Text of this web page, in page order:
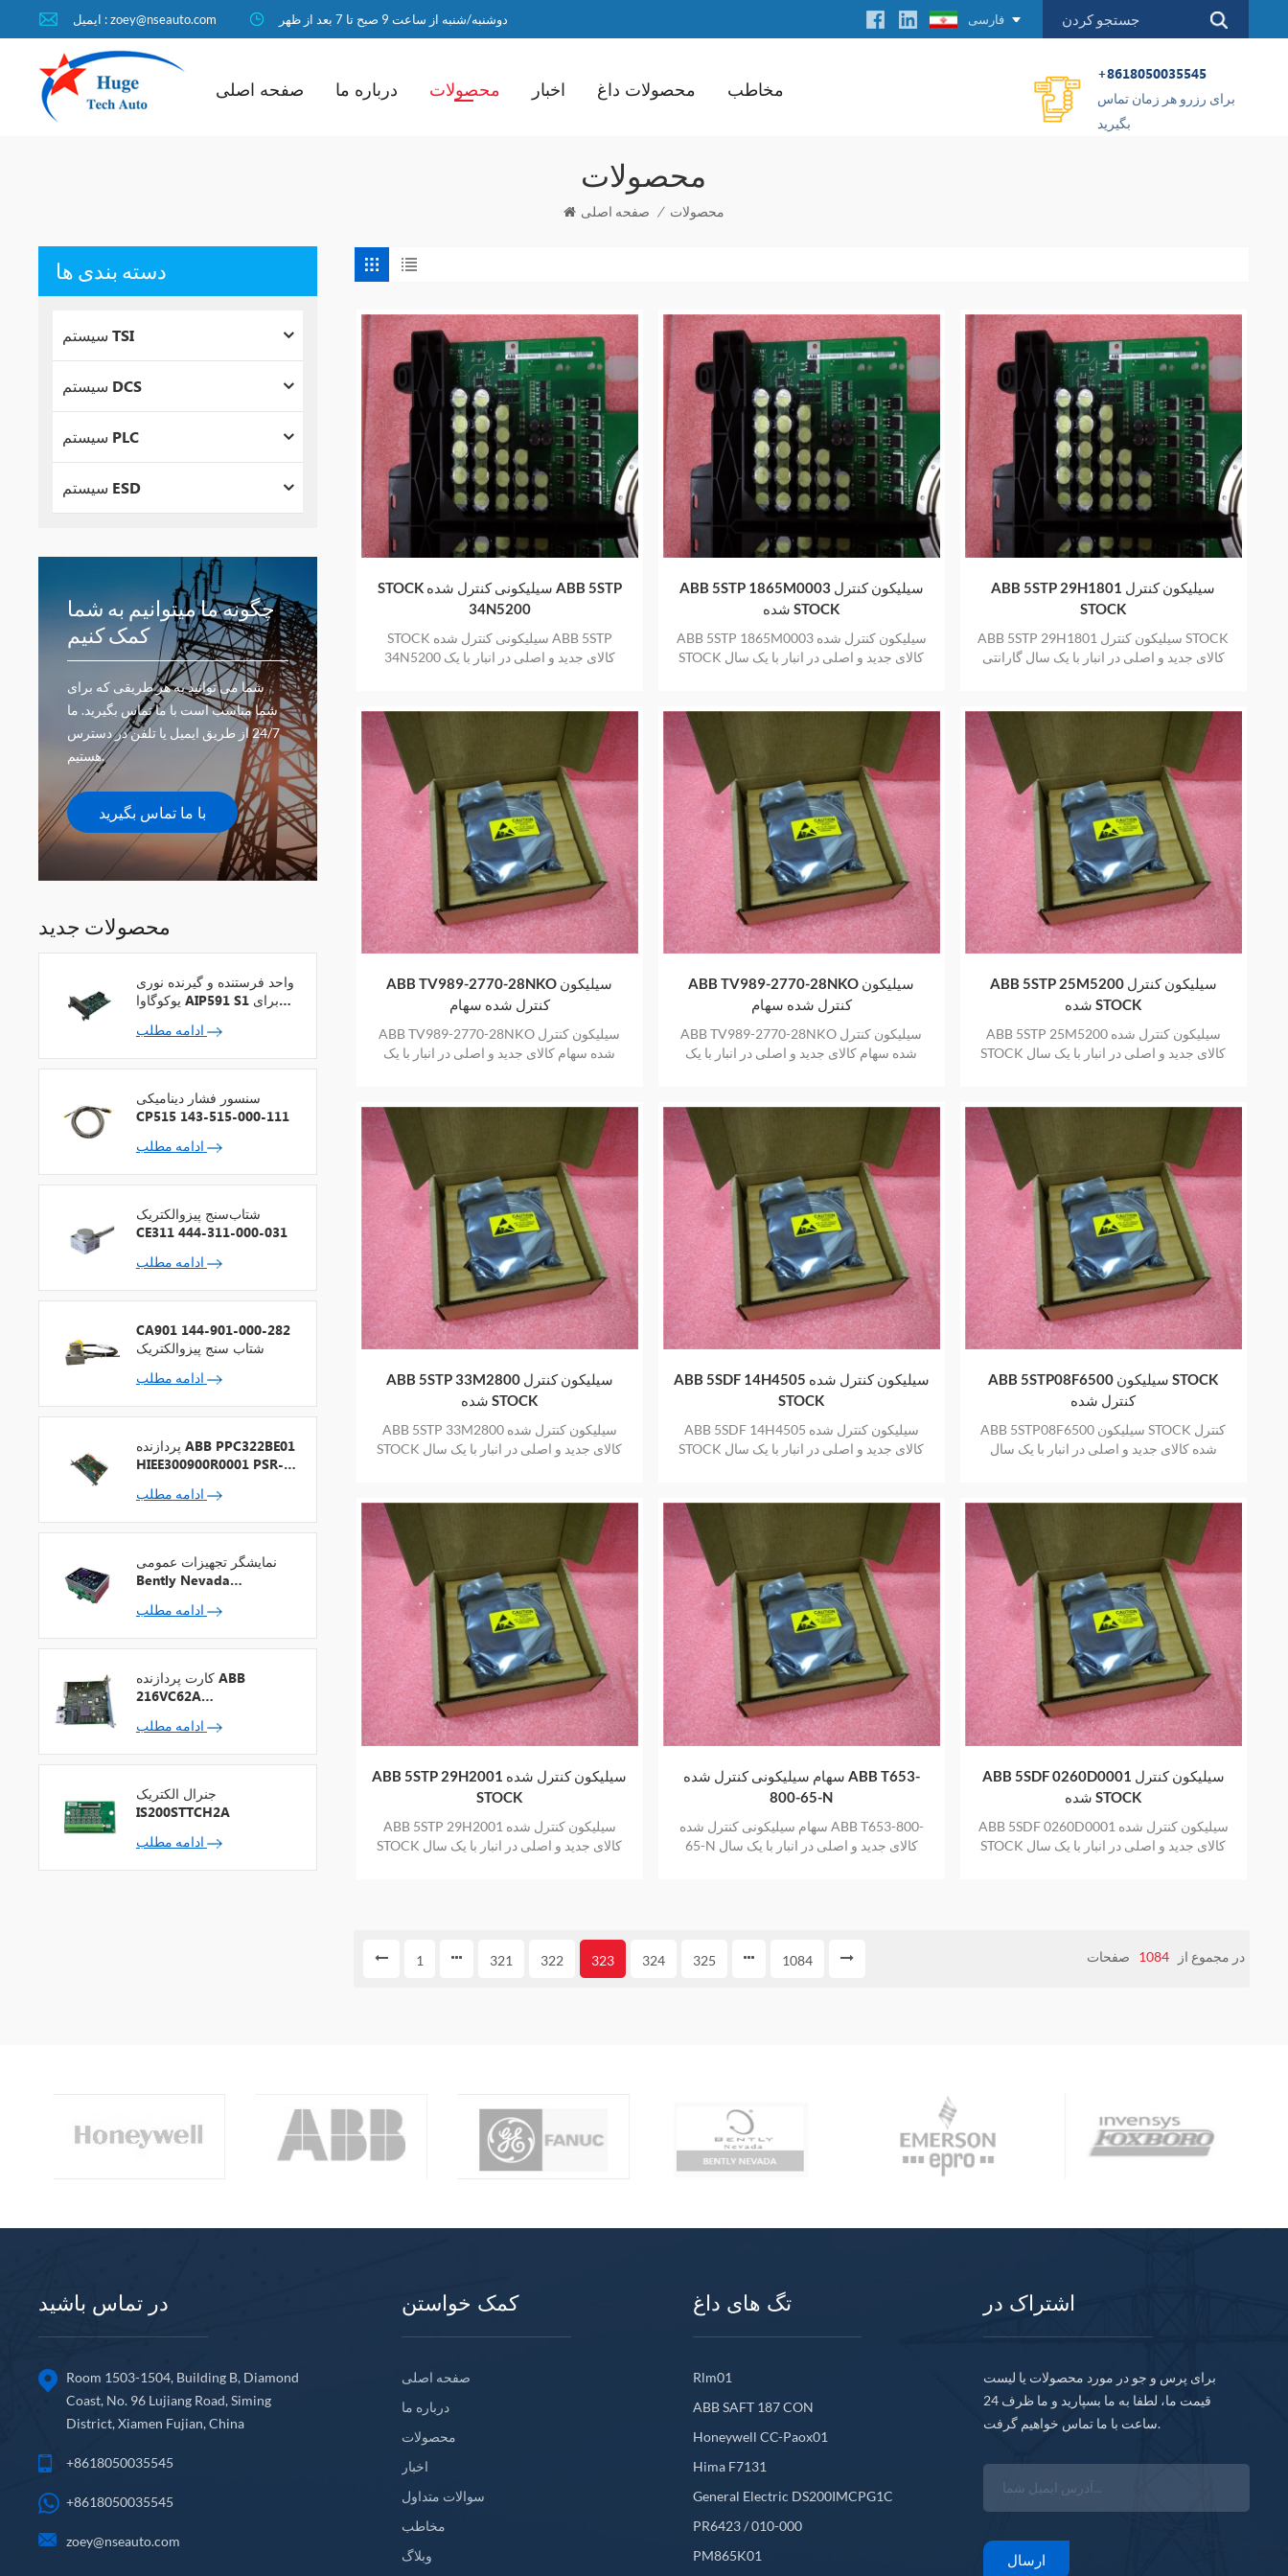
ایمیل : zoey@nseauto.com دوشنبه/شنبه از ساعت 9 صبح تا 7 بعد از ظهر فارسی
صفحه اصلی درباره ما محصولات اخبار محصولات داغ مخاطب
+8618050035545
برای رزرو هر زمان تماس
بگیرید
محصولات
صفحه اصلی / محصولات
STOCK سیلیکونی کنترل شده ABB 5STP
34N5200
STOCK سیلیکونی کنترل شده ABB 5STP
34N5200 کالای جدید و اصلی در انبار با یک
ABB 5STP 1865M0003 سیلیکون کنترل
شده STOCK
ABB 5STP 1865M0003 سیلیکون کنترل شده
STOCK کالای جدید و اصلی در انبار با یک سال
ABB 5STP 29H1801 سیلیکون کنترل
STOCK
ABB 5STP 29H1801 سیلیکون کنترل STOCK
کالای جدید و اصلی در انبار با یک سال گارانتی
ABB TV989-2770-28NKO سیلیکون
کنترل شده سهام
ABB TV989-2770-28NKO سیلیکون کنترل
شده سهام کالای جدید و اصلی در انبار با یک
ABB TV989-2770-28NKO سیلیکون
کنترل شده سهام
ABB TV989-2770-28NKO سیلیکون کنترل
شده سهام کالای جدید و اصلی در انبار با یک
ABB 5STP 25M5200 سیلیکون کنترل
شده STOCK
ABB 5STP 25M5200 سیلیکون کنترل شده
STOCK کالای جدید و اصلی در انبار با یک سال
ABB 5STP 33M2800 سیلیکون کنترل
شده STOCK
ABB 5STP 33M2800 سیلیکون کنترل شده
STOCK کالای جدید و اصلی در انبار با یک سال
ABB 5SDF 14H4505 سیلیکون کنترل شده
STOCK
ABB 5SDF 14H4505 سیلیکون کنترل شده
STOCK کالای جدید و اصلی در انبار با یک سال
ABB 5STP08F6500 سیلیکون STOCK
کنترل شده
ABB 5STP08F6500 سیلیکون STOCK کنترل
شده کالای جدید و اصلی در انبار با یک سال
ABB 5STP 29H2001 سیلیکون کنترل شده
STOCK
ABB 5STP 29H2001 سیلیکون کنترل شده
STOCK کالای جدید و اصلی در انبار با یک سال
سهام سیلیکونی کنترل شده ABB T653-
800-65-N
سهام سیلیکونی کنترل شده ABB T653-800-
65-N کالای جدید و اصلی در انبار با یک سال
ABB 5SDF 0260D0001 سیلیکون کنترل
شده STOCK
ABB 5SDF 0260D0001 سیلیکون کنترل شده
STOCK کالای جدید و اصلی در انبار با یک سال
1 321 322 323 324 325 1084 در مجموع از 1084 صفحات
دسته بندی ها
سیستم TSI
سیستم DCS
سیستم PLC
سیستم ESD
چگونه ما میتوانیم به شما
کمک کنیم
شما می توانید به هر طریقی که برای
شما مناسب است با ما تماس بگیرید. ما
24/7 از طریق ایمیل یا تلفن در دسترس
هستیم.
با ما تماس بگیرید
محصولات جدید
واحد فرستنده و گیرنده نوری
یوکوگاوا AIP591 S1 برای
سنسور فشار دینامیکی
CP515 143-515-000-111
شتاب‌سنج پیزوالکتریک
CE311 444-311-000-031
CA901 144-901-000-282
شتاب سنج پیزوالکتریک
پردازنده ABB PPC322BE01
HIEE300900R0001 PSR-2
نمایشگر تجهیزات عمومی
Bently Nevada
00
کارت پردازنده ABB
216VC62A
جنرال الکتریک
IS200STTCH2A
در تماس باشید
Room 1503-1504, Building B, Diamond
Coast, No. 96 Lujiang Road, Siming
District, Xiamen Fujian, China
+8618050035545
+8618050035545
zoey@nseauto.com
کمک خواستن
صفحه اصلی
درباره ما
محصولات
اخبار
سوالات متداول
مخاطب
وبلاگ
تگ های داغ
Rlm01
ABB SAFT 187 CON
Honeywell CC-Paox01
Hima F7131
General Electric DS200IMCPG1C
PR6423 / 010-000
PM865K01
اشتراک در
برای پرس و جو در مورد محصولات یا لیست
قیمت ما، لطفا به ما بسپارید و ما ظرف 24
ساعت با ما تماس خواهیم گرفت.
ارسال